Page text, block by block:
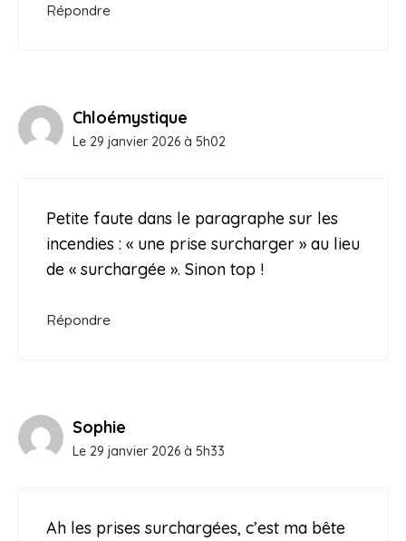
Répondre
Chloémystique
Le 29 janvier 2026 à 5h02
Petite faute dans le paragraphe sur les
incendies : « une prise surcharger » au lieu
de « surchargée ». Sinon top !
Répondre
Sophie
Le 29 janvier 2026 à 5h33
Ah les prises surchargées, c’est ma bête